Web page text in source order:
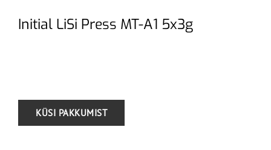
Initial LiSi Press MT-A1 5x3g